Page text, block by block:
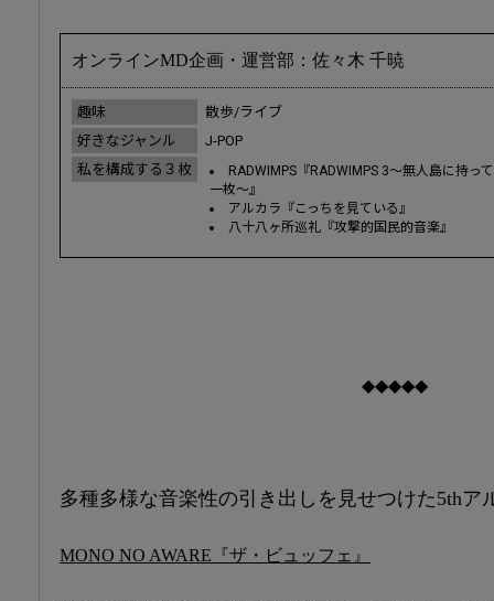
オンラインMD企画・運営部：佐々木 千暁
趣味
散歩/ライブ
好きなジャンル
J-POP
私を構成する３枚
RADWIMPS『RADWIMPS 3～無人島に持っ
一枚～』
アルカラ『こっちを見ている』
八十八ヶ所巡礼『攻撃的国民的音楽』
◆◆◆◆◆
多種多様な音楽性の引き出しを見せつけた5thア
MONO NO AWARE『ザ・ビュッフェ』